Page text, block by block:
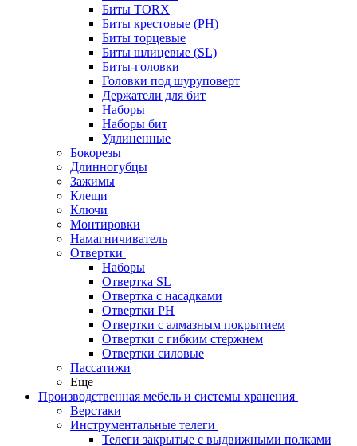
Биты TORX
Биты крестовые (PH)
Биты торцевые
Биты шлицевые (SL)
Биты-головки
Головки под шуруповерт
Держатели для бит
Наборы
Наборы бит
Удлиненные
Бокорезы
Длинногубцы
Зажимы
Клещи
Ключи
Монтировки
Намагничиватель
Отвертки
Наборы
Отвертка SL
Отвертка с насадками
Отвертки PH
Отвертки с алмазным покрытием
Отвертки с гибким стержнем
Отвертки силовые
Пассатижи
Еще
Производственная мебель и системы хранения
Верстаки
Инструментальные телеги
Телеги закрытые с выдвижными полками